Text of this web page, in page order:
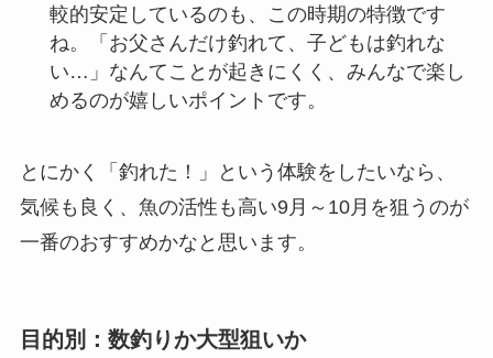
較的安定しているのも、この時期の特徴です
ね。「お父さんだけ釣れて、子どもは釣れな
い…」なんてことが起きにくく、みんなで楽し
めるのが嬉しいポイントです。
とにかく「釣れた！」という体験をしたいなら、
気候も良く、魚の活性も高い9月～10月を狙うのが
一番のおすすめかなと思います。
目的別：数釣りか大型狙いか